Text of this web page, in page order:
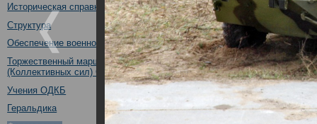
Историческая справка
Структура
Обеспечение военной безопасности
Торжественный марш Войск
(Коллективных сил) ОДКБ
Учения ОДКБ
Геральдика